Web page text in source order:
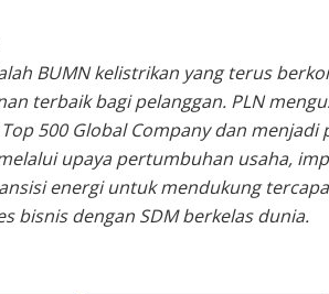
BUMN kelistrikan yang terus
terbaik bagi pelanggan. PLN
500 Global Company dan
upaya pertumbuhan usaha,
energi untuk mendukung
bisnis dengan SDM berkelas dunia.